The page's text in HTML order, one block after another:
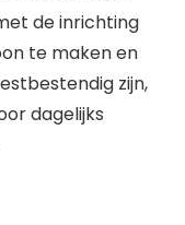
de inrichting
te maken en
zijn,
dagelijks